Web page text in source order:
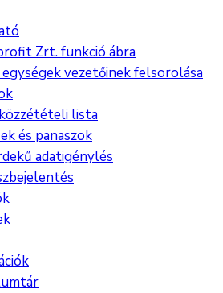
Zrt. funkció ábra
vezetőinek felsorolása
lista
és panaszok
adatigénylés